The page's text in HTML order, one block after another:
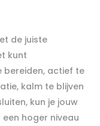
de juiste
kunt
bereiden, actief te
kalm te blijven
kun je jouw
hoger niveau